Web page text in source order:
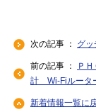
次の記事 ： グッ
前の記事 ：
Ｐ
計 Wi-Fiルータ
新着情報一覧に